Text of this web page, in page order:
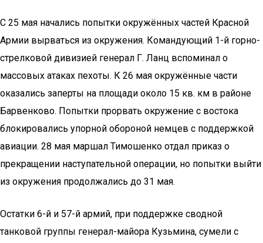
С 25 мая начались попытки окружённых частей Красной
Армии вырваться из окружения. Командующий 1-й горно-
стрелковой дивизией генерал Г. Ланц вспоминал о
массовых атаках пехоты. К 26 мая окружённые части
оказались заперты на площади около 15 кв. км в районе
Барвенково. Попытки прорвать окружение с востока
блокировались упорной обороной немцев с поддержкой
авиации. 28 мая маршал Тимошенко отдал приказ о
прекращении наступательной операции, но попытки выйти
из окружения продолжались до 31 мая.
Остатки 6-й и 57-й армий, при поддержке сводной
танковой группы генерал-майора Кузьмина, сумели с